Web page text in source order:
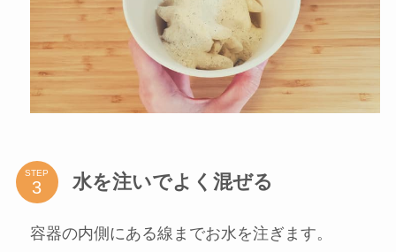
STEP 水を注いでよく混ぜる
容器の内側にある線までお水を注ぎます。